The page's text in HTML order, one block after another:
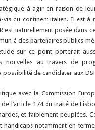
à agir en raison de
vis du continent italien. Il est
est naturellement posée dans
à des partenaires publics
sur ce point porterait
nouvelles au travers de
de candidater aux
avec la Commission
l’article 174 du traité de
et faiblement peuplées.
notamment en